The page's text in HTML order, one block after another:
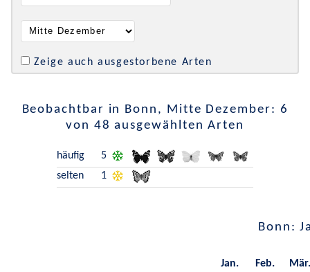
Zeige auch ausgestorbene Arten
Beobachtbar in Bonn, Mitte Dezember: 6
von 48 ausgewählten Arten
häufig
5
selten
1
Bonn:
Jan. Feb. Mär.